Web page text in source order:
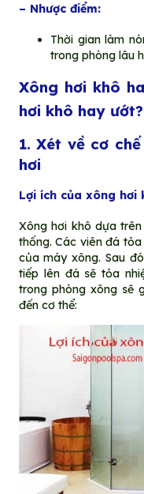
– Nhược điểm:
Thời gian làm
trong phòng lâu
Xông hơi khô
hơi khô hay ướt?
1. Xét về cơ
hơi
Lợi ích của xông hơi
Xông hơi khô dựa
thống. Các viên đá
của máy xông. Sau
tiếp lên đá sẽ tỏa
trong phòng xông sẽ
đến cơ thể: